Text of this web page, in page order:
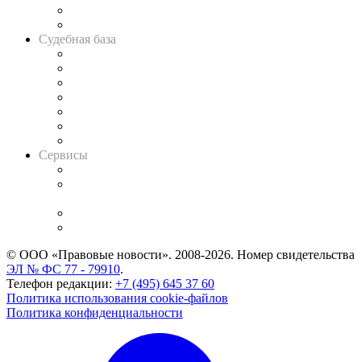
Судебная база
Сервисы
© ООО «Правовые новости». 2008-2026. Номер свидетельства
ЭЛ № ФС 77 - 79910.
Телефон редакции: +7 (495) 645 37 60
Политика использования cookie-файлов
Политика конфиденциальности